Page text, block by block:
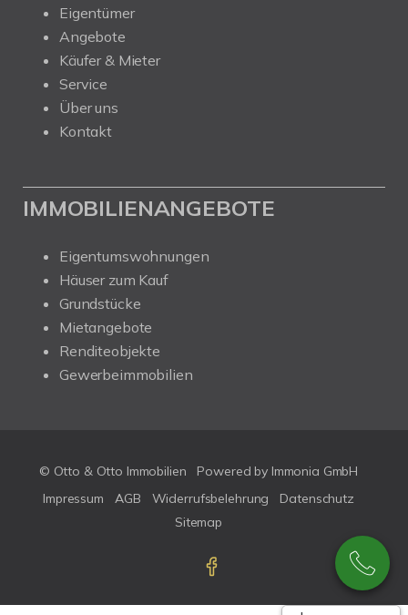
Eigentümer
Angebote
Käufer & Mieter
Service
Über uns
Kontakt
IMMOBILIENANGEBOTE
Eigentumswohnungen
Häuser zum Kauf
Grundstücke
Mietangebote
Renditeobjekte
Gewerbeimmobilien
© Otto & Otto Immobilien
Powered by Immonia GmbH
Impressum
AGB Widerrufsbelehrung
Datenschutz
Sitemap